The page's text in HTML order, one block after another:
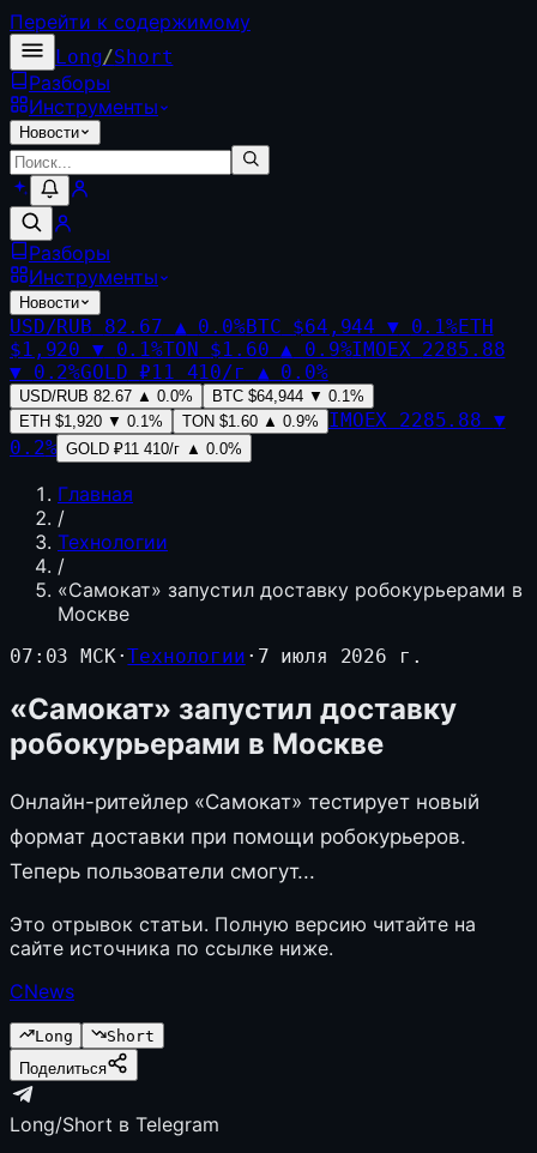
Перейти к содержимому
Long/Short
Разборы
Инструменты
Новости
Разборы
Инструменты
Новости
USD/RUB 82.67 ▲ 0.0%BTC $64,944 ▼ 0.1%ETH
$1,920 ▼ 0.1%TON $1.60 ▲ 0.9%IMOEX 2285.88
▼ 0.2%GOLD ₽11 410/г ▲ 0.0%
USD/RUB 82.67 ▲ 0.0% BTC $64,944 ▼ 0.1%
ETH $1,920 ▼ 0.1% TON $1.60 ▲ 0.9% IMOEX 2285.88 ▼
0.2% GOLD ₽11 410/г ▲ 0.0%
Главная
/
Технологии
/
«Самокат» запустил доставку робокурьерами в
Москве
07:03 МСК·Технологии · 7 июля 2026 г.
«Самокат» запустил доставку
робокурьерами в Москве
Онлайн-ритейлер «Самокат» тестирует новый
формат доставки при помощи робокурьеров.
Теперь пользователи смогут...
Это отрывок статьи. Полную версию читайте на
сайте источника по ссылке ниже.
CNews
Long
Short
Поделиться
Long/Short в Telegram